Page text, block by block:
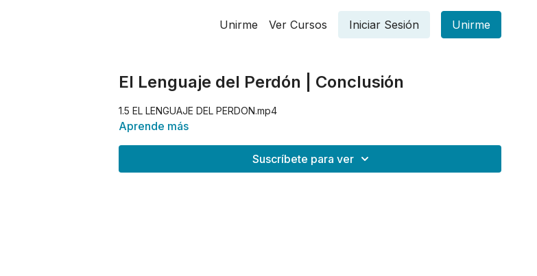
Unirme Ver Cursos Iniciar Sesión Unirme
El Lenguaje del Perdón | Conclusión
1.5 EL LENGUAJE DEL PERDON.mp4
Aprende más
Suscríbete para ver